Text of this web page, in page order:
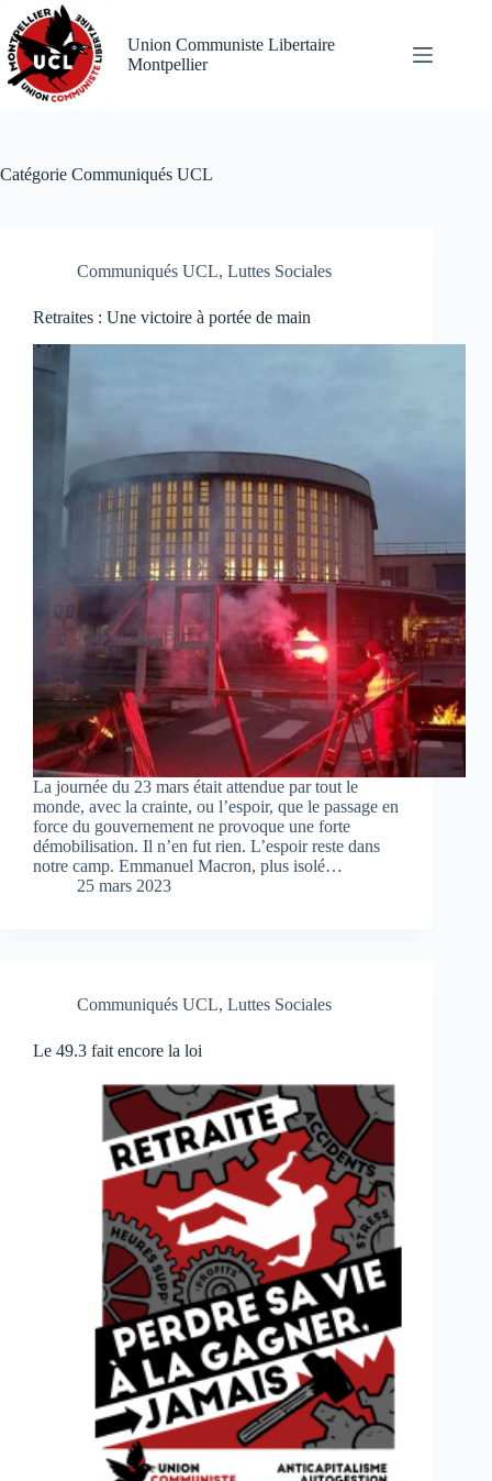
Passer
au
contenu
Union Communiste Libertaire
Montpellier
Catégorie Communiqués UCL
Communiqués UCL, Luttes Sociales
Retraites : Une victoire à portée de main
La journée du 23 mars était attendue par tout le
monde, avec la crainte, ou l’espoir, que le passage en
force du gouvernement ne provoque une forte
démobilisation. Il n’en fut rien. L’espoir reste dans
notre camp. Emmanuel Macron, plus isolé…
25 mars 2023
Communiqués UCL, Luttes Sociales
Le 49.3 fait encore la loi